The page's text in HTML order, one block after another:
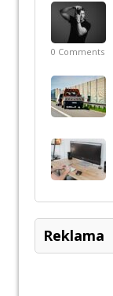
0 Comments
Reklama